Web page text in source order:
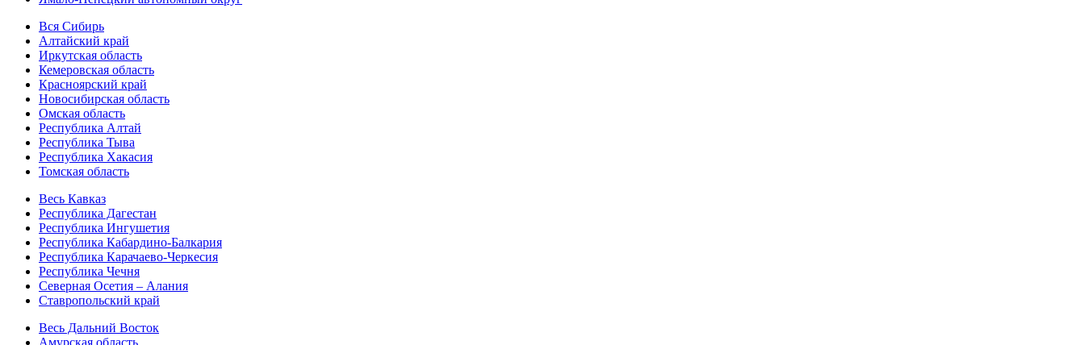
Вся Сибирь
Алтайский край
Иркутская область
Кемеровская область
Красноярский край
Новосибирская область
Омская область
Республика Алтай
Республика Тыва
Республика Хакасия
Томская область
Весь Кавказ
Республика Дагестан
Республика Ингушетия
Республика Кабардино-Балкария
Республика Карачаево-Черкесия
Республика Чечня
Северная Осетия – Алания
Ставропольский край
Весь Дальний Восток
Амурская область